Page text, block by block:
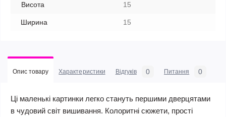
Висота 15
Ширина 15
Опис товару Характеристики Відгуків 0 Питання 0
Ці маленькі картинки легко стануть першими дверцятами
в чудовий світ вишивання. Колоритні сюжети, прості